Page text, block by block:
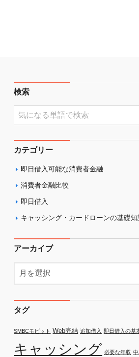
検索
カテゴリー
即日借入可能な消費者金融
消費者金融比較
即日借入
キャッシング・カードローンの基礎知
アーカイブ
タグ
SMBCモビット Web完結 追加借入 即日借入の基
キャッシング 必要な年収